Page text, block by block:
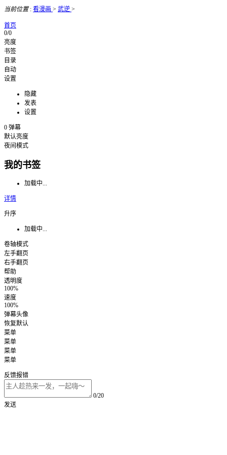
当前位置: 看漫画 > 武逆 >
首页
0/0
亮度
书签
目录
自动
设置
隐藏
发表
设置
0 弹幕
默认亮度
夜间模式
我的书签
加载中...
详情
升序
加载中...
卷轴模式
左手翻页
右手翻页
帮助
透明度
100%
速度
100%
弹幕头像
恢复默认
菜单
菜单
菜单
菜单
反馈报错
0/20
发送